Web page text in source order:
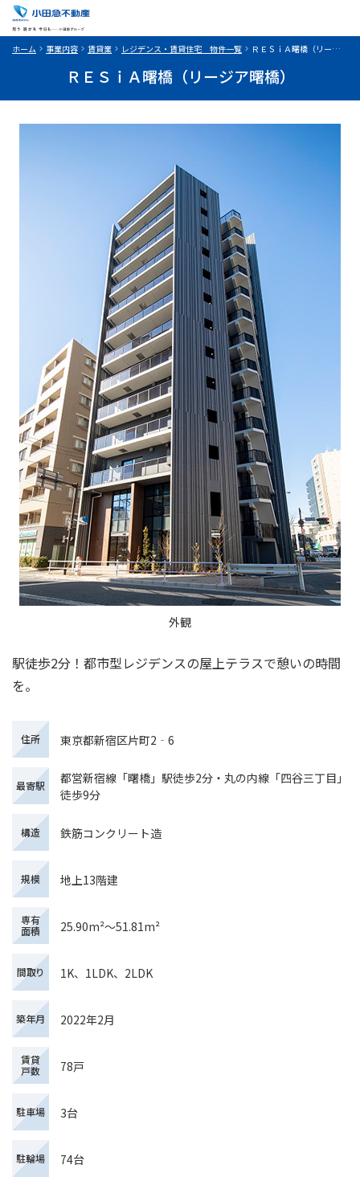
ホーム 事業内容 賃貸業 レジデンス・賃貸住宅 物件一覧 ＲＥＳｉＡ曙橋（リージア曙橋）
ＲＥＳｉＡ曙橋（リージア曙橋）
外観
駅徒歩2分！都市型レジデンスの屋上テラスで憩いの時間
を。
住所 東京都新宿区片町2‐6
最寄駅
都営新宿線「曙橋」駅徒歩2分・丸の内線「四谷三丁目」
徒歩9分
構造 鉄筋コンクリート造
規模 地上13階建
専有
面積
25.90m²～51.81m²
間取り 1K、1LDK、2LDK
築年月 2022年2月
賃貸
戸数
78戸
駐車場 3台
駐輪場 74台